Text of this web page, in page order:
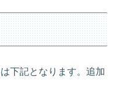
下記となります。追加